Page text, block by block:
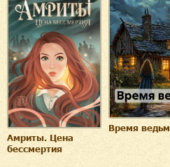
Амриты. Цена
бессмертия
Время ведьм